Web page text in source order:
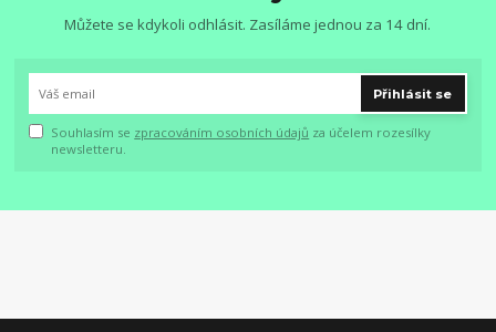
Můžete se kdykoli odhlásit. Zasíláme jednou za 14 dní.
Přihlásit se
Souhlasím se zpracováním osobních údajů za účelem rozesílky
newsletteru.